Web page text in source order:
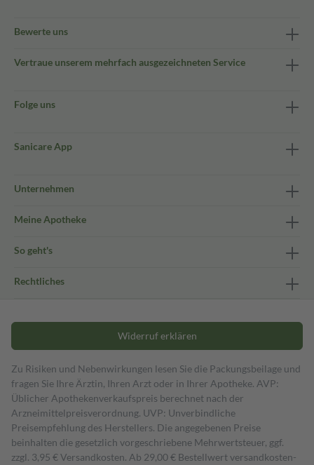
Bewerte uns
Vertraue unserem mehrfach ausgezeichneten Service
Folge uns
Sanicare App
Unternehmen
Meine Apotheke
So geht's
Rechtliches
Widerruf erklären
Zu Risiken und Nebenwirkungen lesen Sie die Packungsbeilage und
fragen Sie Ihre Ärztin, Ihren Arzt oder in Ihrer Apotheke. AVP:
Üblicher Apothekenverkaufspreis berechnet nach der
Arzneimittelpreisverordnung. UVP: Unverbindliche
Preisempfehlung des Herstellers. Die angegebenen Preise
beinhalten die gesetzlich vorgeschriebene Mehrwertsteuer, ggf.
zzgl. 3,95 € Versandkosten. Ab 29,00 € Bestell­wert versand­kosten­